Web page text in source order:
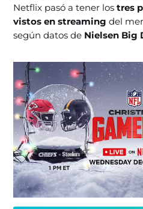
Netflix pasó a tener lostres
vistos en streaming del
según datos de Nielsen Big